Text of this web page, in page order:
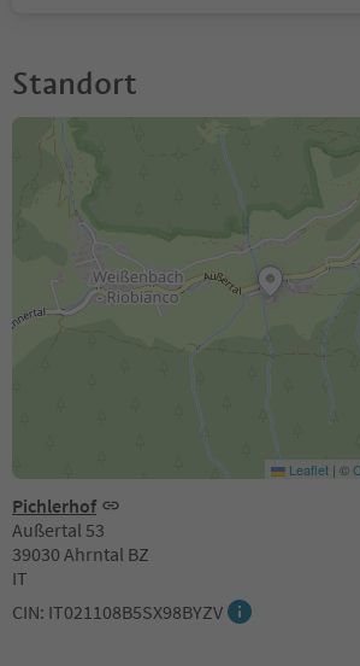
Standort
Pichlerhof
Außertal 53
39030 Ahrntal BZ
IT
CIN: IT021108B5SX98BYZV
Leaflet | ©